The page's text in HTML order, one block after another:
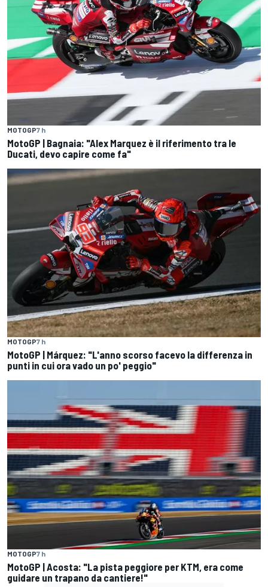
MOTOGP7 h
MotoGP | Bagnaia: "Alex Marquez è il riferimento tra le
Ducati, devo capire come fa"
MOTOGP7 h
MotoGP | Márquez: "L'anno scorso facevo la differenza in
punti in cui ora vado un po' peggio"
MOTOGP7 h
MotoGP | Acosta: "La pista peggiore per KTM, era come
guidare un trapano da cantiere!"